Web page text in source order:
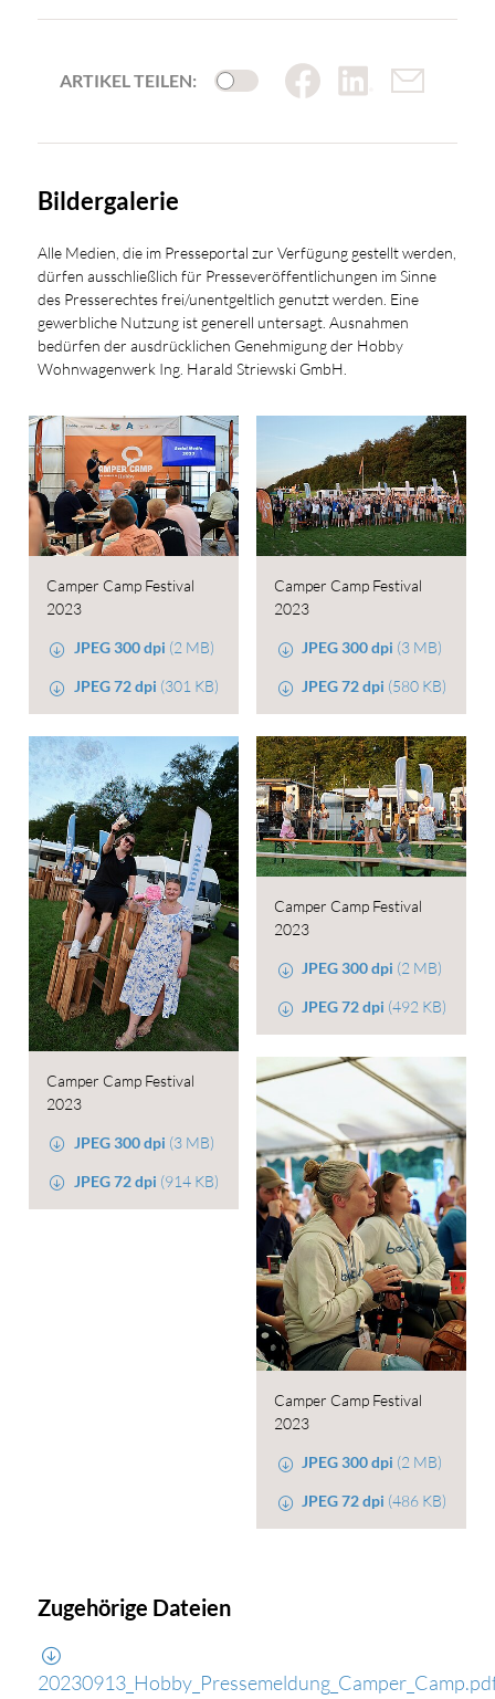
ARTIKEL TEILEN:
Bildergalerie
Alle Medien, die im Presseportal zur Verfügung gestellt werden,
dürfen ausschließlich für Presseveröffentlichungen im Sinne
des Presserechtes frei/unentgeltlich genutzt werden. Eine
gewerbliche Nutzung ist generell untersagt. Ausnahmen
bedürfen der ausdrücklichen Genehmigung der Hobby
Wohnwagenwerk Ing. Harald Striewski GmbH.
Camper Camp Festival
2023
JPEG 300 dpi (2 MB)
JPEG 72 dpi (301 KB)
Camper Camp Festival
2023
JPEG 300 dpi (3 MB)
JPEG 72 dpi (580 KB)
Camper Camp Festival
2023
JPEG 300 dpi (3 MB)
JPEG 72 dpi (914 KB)
Camper Camp Festival
2023
JPEG 300 dpi (2 MB)
JPEG 72 dpi (492 KB)
Camper Camp Festival
2023
JPEG 300 dpi (2 MB)
JPEG 72 dpi (486 KB)
Zugehörige Dateien